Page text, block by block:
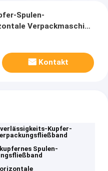
Spulen-
Verpackmaschine
Kontakt
Kupfer-
Spulen-